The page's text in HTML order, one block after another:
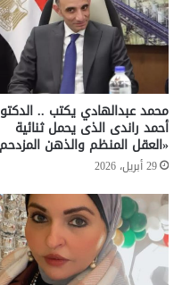
محمد عبدالهادي يكتب ..
أحمد راندى الذى يحمل ثنائية
«العقل المنظم والذهن
29 أبريل، 2026